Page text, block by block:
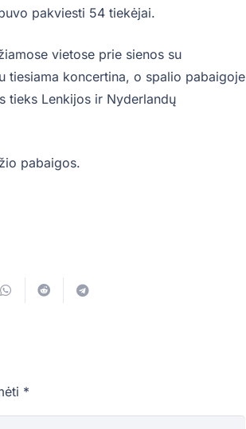
pakviesti 54 tiekėjai.
vietose prie sienos su
tiesiama koncertina, o spalio pabaigoje
tieks Lenkijos ir Nyderlandų
pabaigos.
*